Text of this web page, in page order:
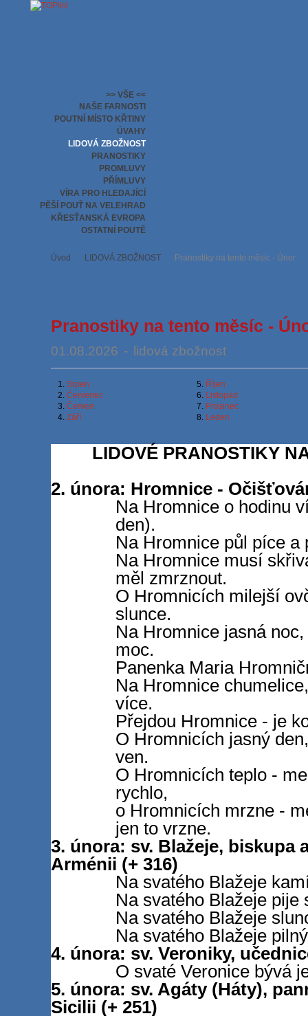
>> VŠE <<
NAŠE FARNOSTI
POUTNÍ MÍSTO KŘTINY
ÚVAHY
LIDOVÁ ZBOŽNOST
PRANOSTIKY
PROMLUVY
PŘÍMLUVY
VÍRA PRO HLEDAJÍCÍ
PĚŠÍ POUŤ NA VELEHRAD
KŘESŤANSKÁ EVROPA
OSTATNÍ POUTĚ
Úvod LIDOVÁ ZBOŽNOST Pranostiky na tento měsíc - Únor
Pranostiky na tento měsíc -
01.08.2026 - lidová zbožnost
1. Srpen
2. Červenec
3. Červen
4. Září
5. Říjen
6. Listopad
7. Prosinec
8. Leden
LIDOVÉ PRANOSTIKY
2. února: Hromnice -
Na Hromnice o hodinu
den).
Na Hromnice půl píce a
Na Hromnice musí
měl zmrznout.
O Hromnicích milejší
slunce.
Na Hromnice jasná
moc.
Panenka Maria
Na Hromnice
více.
Přejdou Hromnice - je
O Hromnicích jasný
ven.
O Hromnicích teplo -
rychlo,
o Hromnicích mrzne -
jen to vrzne.
3. února: sv. Blažeje, biskupa
Arménii (+ 316)
Na svatého Blažeje
Na svatého Blažeje pije
Na svatého Blažeje
Na svatého Blažeje
4. února: sv. Veroniky,
O svaté Veronice bývá
5. února: sv. Agáty (Háty),
Sicilii (+ 251)